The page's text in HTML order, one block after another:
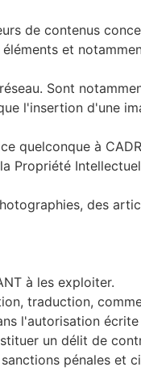
de contenus
et
Sont
l'insertion d'une
quelconque à
Propriété
des
à les exploiter.
traduction,
l'autorisation
un délit de
pénales et